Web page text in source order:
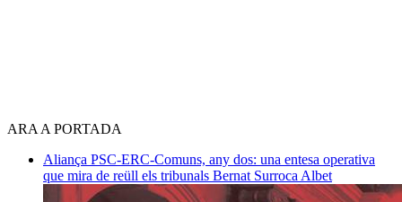
ARA A PORTADA
Aliança PSC-ERC-Comuns, any dos: una entesa operativa
que mira de reüll els tribunals Bernat Surroca Albet